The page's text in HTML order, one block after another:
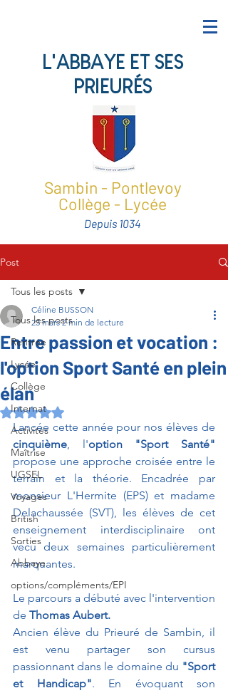
L'ABBAYE ET SES
PRIEURÉS
Sambin - Pontlevoy
Collège - Lycée
Depuis 1034
Post
Tous les posts
Rentrée
Lycée
Collège
Internat
Activités
Maîtrise
UGSEL
Voyages
British
Sorties
Abbaye
options/compléments/EPI
Tous les posts
Entre passion et vocation :
l'option Sport Santé en plein
élan
Céline BUSSON
23 mars 2 min de lecture
Noté NaN étoiles sur 5.
cinquième, l'
propose une approche croisée entre le
terrain et la théorie. Encadrée par
monsieur L'Hermite (EPS) et madame
Delachaussée (SVT), les élèves de cet
enseignement interdisciplinaire ont
vécu deux semaines particulièrement
marquantes.
Le parcours a débuté avec l'intervention
de Thomas Aubert.
Ancien élève du Prieuré de Sambin, il
est venu partager son cursus
passionnant dans le domaine du "Sport
et Handicap". En évoquant son